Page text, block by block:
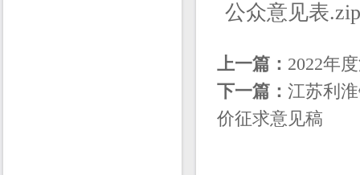
公众意见表
上一篇： 2022年
下一篇： 江苏利
价征求意见稿